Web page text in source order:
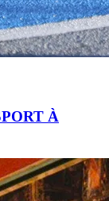
À